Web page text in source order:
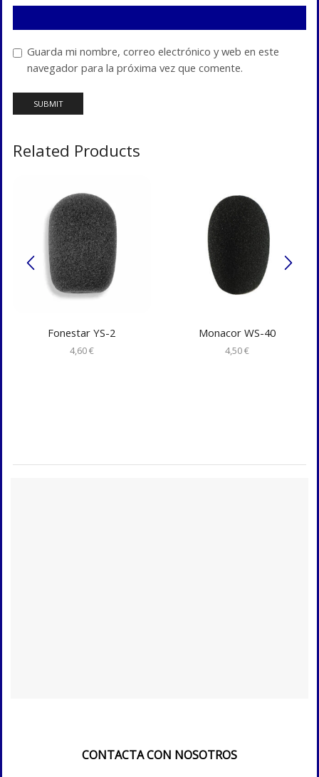
Guarda mi nombre, correo electrónico y web en este
navegador para la próxima vez que comente.
Related Products
Fonestar YS-2
4,60€
Monacor WS-40
4,50€
CONTACTA CON NOSOTROS